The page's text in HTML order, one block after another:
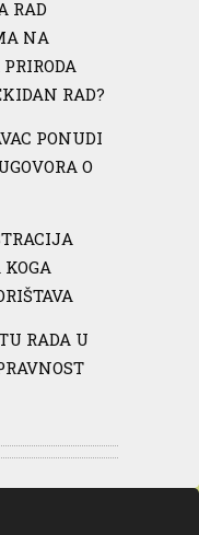
RAD
NA
RAD?
PONUDI
O
RADA U